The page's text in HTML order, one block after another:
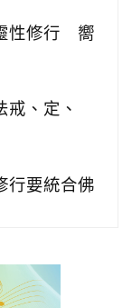
性修行 嚮
、定、
行要統合佛